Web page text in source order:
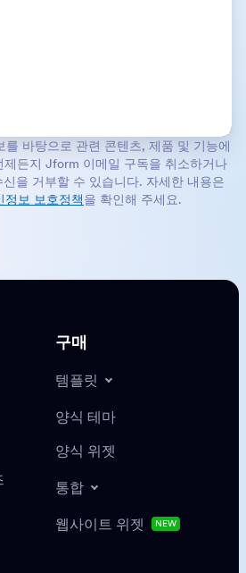
바탕으로 관련 콘텐츠, 제품 및 기능에
든지 Jform 이메일 구독을 취소하거나
을 거부할 수 있습니다. 자세한 내용은
정보 보호정책을 확인해 주세요.
구매
템플릿
양식 테마
양식 위젯
통합
웹사이트 위젯 NEW